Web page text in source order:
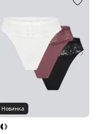
Новинка